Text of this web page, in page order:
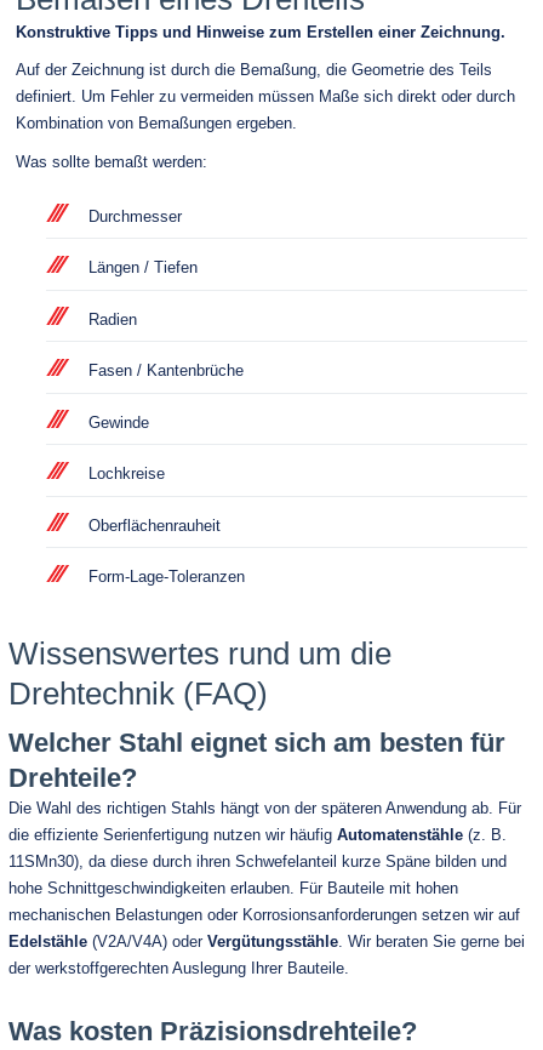
Konstruktive Tipps und Hinweise zum Erstellen einer Zeichnung.
Auf der Zeichnung ist durch die Bemaßung, die Geometrie des Teils
definiert. Um Fehler zu vermeiden müssen Maße sich direkt oder durch
Kombination von Bemaßungen ergeben.
Was sollte bemaßt werden:
Durchmesser
Längen / Tiefen
Radien
Fasen / Kantenbrüche
Gewinde
Lochkreise
Oberflächenrauheit
Form-Lage-Toleranzen
Wissenswertes rund um die
Drehtechnik (FAQ)
Welcher Stahl eignet sich am besten für
Drehteile?
Die Wahl des richtigen Stahls hängt von der späteren Anwendung ab. Für
die effiziente Serienfertigung nutzen wir häufig Automatenstähle(z. B.
11SMn30), da diese durch ihren Schwefelanteil kurze Späne bilden und
hohe Schnittgeschwindigkeiten erlauben. Für Bauteile mit hohen
mechanischen Belastungen oder Korrosionsanforderungen setzen wir auf
Edelstähle(V2A/V4A) oder Vergütungsstähle. Wir beraten Sie gerne bei
der werkstoffgerechten Auslegung Ihrer Bauteile.
Was kosten Präzisionsdrehteile?